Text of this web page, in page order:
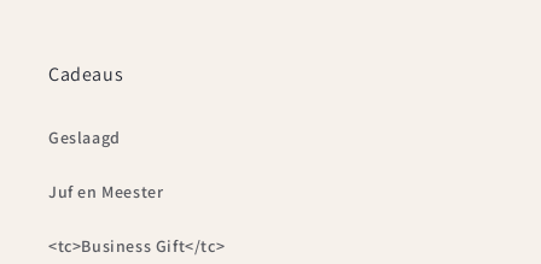
Cadeaus
Geslaagd
Juf en Meester
<tc>Business Gift</tc>